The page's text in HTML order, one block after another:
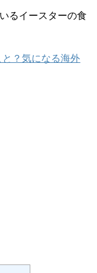
るイースターの食
？気になる海外